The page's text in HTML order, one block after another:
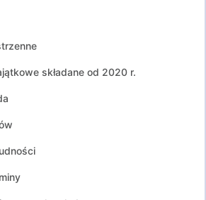
składane od 2020 r.